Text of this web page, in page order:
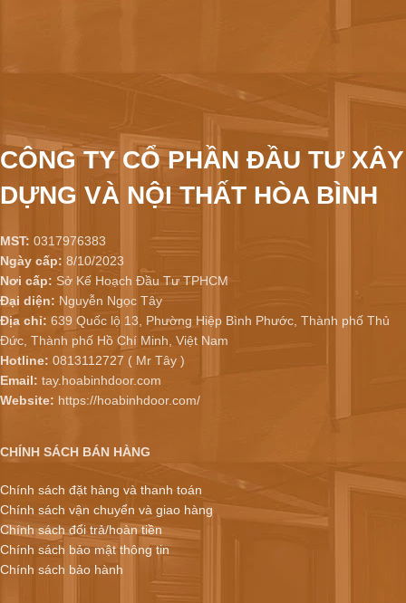
CÔNG TY CỔ PHẦN ĐẦU TƯ XÂY
DỰNG VÀ NỘI THẤT HÒA BÌNH
MST: 0317976383
Ngày cấp: 8/10/2023
Nơi cấp: Sở Kế Hoạch Đầu Tư TPHCM
Đại diện: Nguyễn Ngọc Tây
Địa chỉ: 639 Quốc lộ 13, Phường Hiệp Bình Phước, Thành phố Thủ
Đức, Thành phố Hồ Chí Minh, Việt Nam
Hotline: 0813112727 ( Mr Tây )
Email: tay.hoabinhdoor.com
Website: https://hoabinhdoor.com/
CHÍNH SÁCH BÁN HÀNG
Chính sách đặt hàng và thanh toán
Chính sách vận chuyển và giao hàng
Chính sách đổi trả/hoàn tiền
Chính sách bảo mật thông tin
Chính sách bảo hành